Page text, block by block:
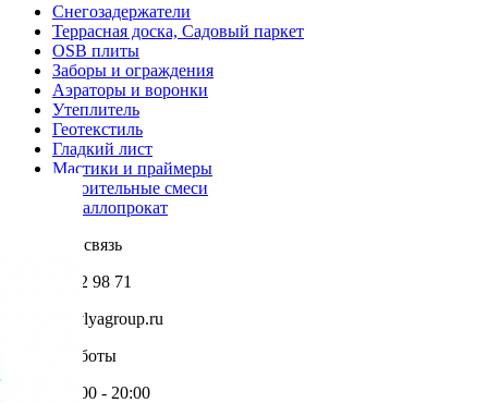
Снегозадержатели
Террасная доска, Садовый паркет
OSB плиты
Заборы и ограждения
Аэраторы и воронки
Утеплитель
Геотекстиль
Гладкий лист
Мастики и праймеры
Строительные смеси
Металлопрокат
Обратная связь
+7 985 002 98 71
info@krovlyagroup.ru
Режим работы
Пн-Пт: 9:00 - 20:00